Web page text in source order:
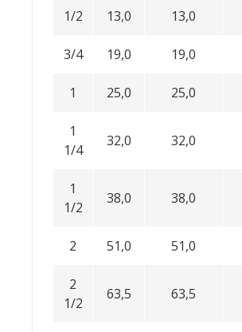
1/2 13,0 13,0
3/4 19,0 19,0
1 25,0 25,0
1
1/4
32,0 32,0
1
1/2
38,0 38,0
2 51,0 51,0
2
1/2
63,5 63,5